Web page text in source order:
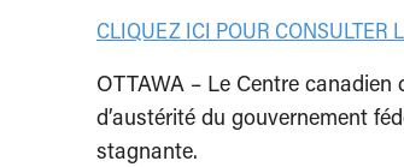
CLIQUEZ ICI POUR CONSULTER
OTTAWA – Le Centre
d’austérité du gouvernement
stagnante.